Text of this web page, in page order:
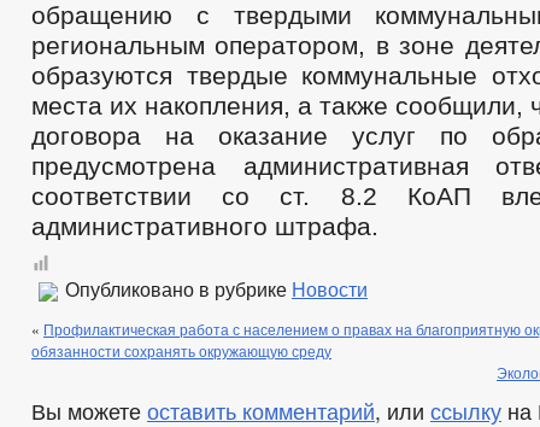
обращению с твердыми
региональным оператором, в зоне
образуются твердые коммунальные
места их накопления, а также сообщили,
договора на оказание услуг по
предусмотрена административная
соответствии со ст. 8.2 КоАП
административного штрафа.
Опубликовано в рубрике Новости
« Профилактическая работа с населением о правах на благоприятную
обязанности сохранять окружающую среду
Вы можете оставить комментарий, или ссылку на